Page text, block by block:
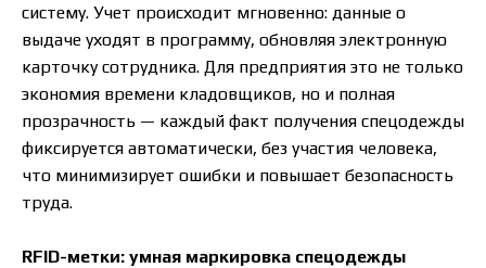
систему. Учет происходит мгновенно: данные о
выдаче уходят в программу, обновляя электронную
карточку сотрудника. Для предприятия это не только
экономия времени кладовщиков, но и полная
прозрачность — каждый факт получения спецодежды
фиксируется автоматически, без участия человека,
что минимизирует ошибки и повышает безопасность
труда.
RFID-метки: умная маркировка спецодежды